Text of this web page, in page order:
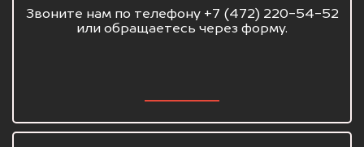
Звоните нам по телефону +7 (472) 220-54-52
или обращаетесь через форму.